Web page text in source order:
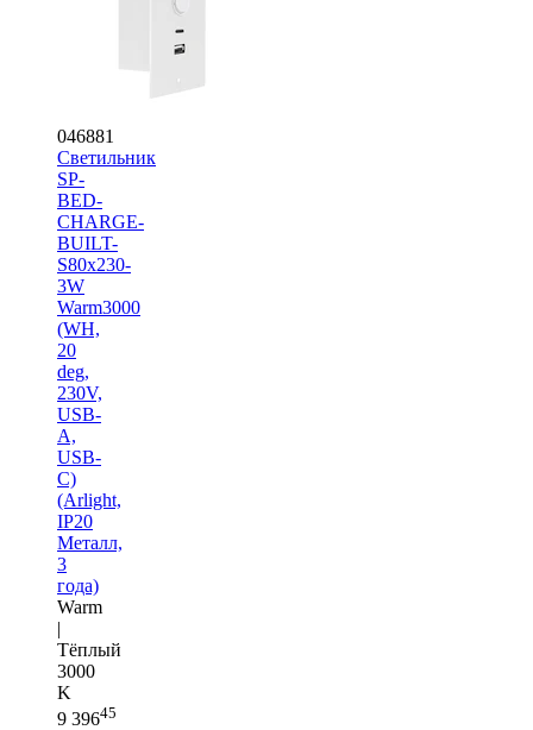
046881
Светильник
SP-
BED-
CHARGE-
BUILT-
S80x230-
3W
Warm3000
(WH,
20
deg,
230V,
USB-
A,
USB-
C)
(Arlight,
IP20
Металл,
3
года)
Warm
|
Тёплый
3000
K
9 39645